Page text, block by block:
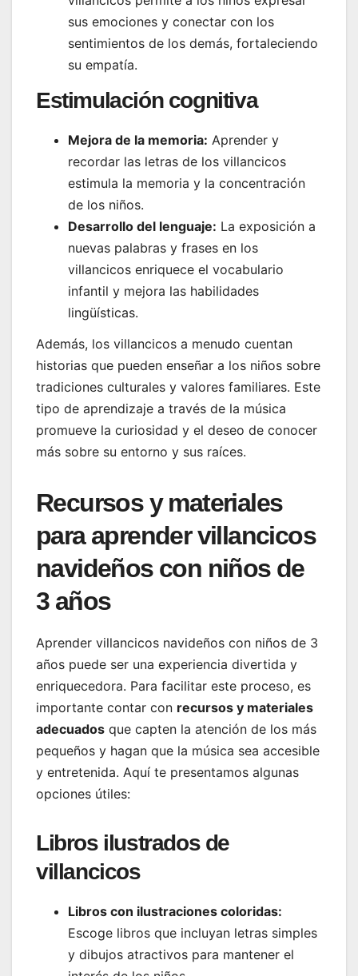
sus emociones y conectar con los
sentimientos de los demás, fortaleciendo
su empatía.
Estimulación cognitiva
Mejora de la memoria: Aprender y
recordar las letras de los villancicos
estimula la memoria y la concentración
de los niños.
Desarrollo del lenguaje: La exposición a
nuevas palabras y frases en los
villancicos enriquece el vocabulario
infantil y mejora las habilidades
lingüísticas.
Además, los villancicos a menudo cuentan
historias que pueden enseñar a los niños sobre
tradiciones culturales y valores familiares. Este
tipo de aprendizaje a través de la música
promueve la curiosidad y el deseo de conocer
más sobre su entorno y sus raíces.
Recursos y materiales
para aprender villancicos
navideños con niños de
3 años
Aprender villancicos navideños con niños de 3
años puede ser una experiencia divertida y
enriquecedora. Para facilitar este proceso, es
importante contar con recursos y materiales
adecuados que capten la atención de los más
pequeños y hagan que la música sea accesible
y entretenida. Aquí te presentamos algunas
opciones útiles:
Libros ilustrados de
villancicos
Libros con ilustraciones coloridas:
Escoge libros que incluyan letras simples
y dibujos atractivos para mantener el